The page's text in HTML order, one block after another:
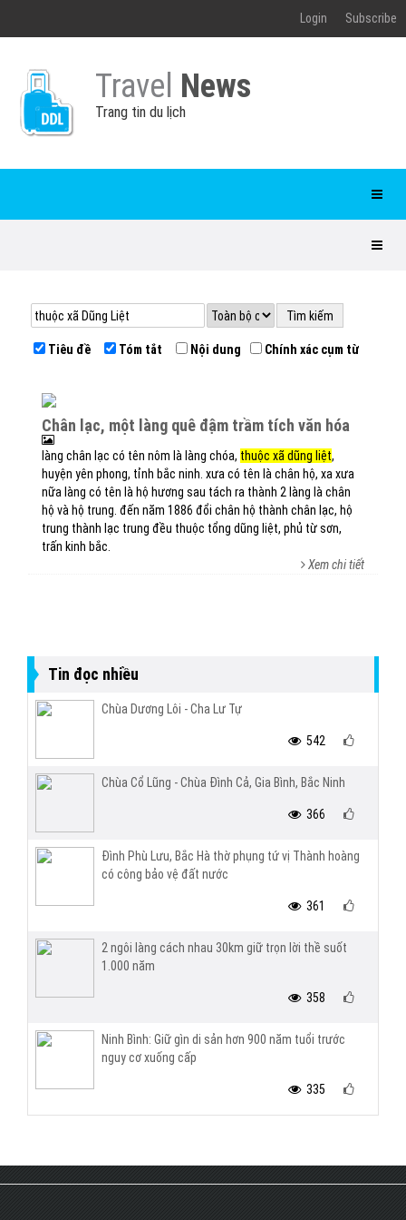
Login Subscribe
Travel News
Trang tin du lịch
Tiêu đề Tóm tắt Nội dung Chính xác cụm từ
chân lạc, một làng quê đậm trầm tích văn hóa
làng chân lạc có tên nôm là làng chóa, thuộc xã dũng liệt,
huyện yên phong, tỉnh bắc ninh. xưa có tên là chân hộ, xa xưa
nữa làng có tên là hộ hương sau tách ra thành 2 làng là chân
hộ và hộ trung. đến năm 1886 đổi chân hộ thành chân lạc, hộ
trung thành lạc trung đều thuộc tổng dũng liệt, phủ từ sơn,
trấn kinh bắc.
Xem chi tiết
Tin đọc nhiều
Chùa Dương Lôi - Cha Lư Tự
542
Chùa Cổ Lũng - Chùa Đình Cả, Gia Bình, Bắc Ninh
366
Đình Phù Lưu, Bắc Hà thờ phụng tứ vị Thành hoàng
có công bảo vệ đất nước
361
2 ngôi làng cách nhau 30km giữ trọn lời thề suốt
1.000 năm
358
Ninh Bình: Giữ gìn di sản hơn 900 năm tuổi trước
nguy cơ xuống cấp
335